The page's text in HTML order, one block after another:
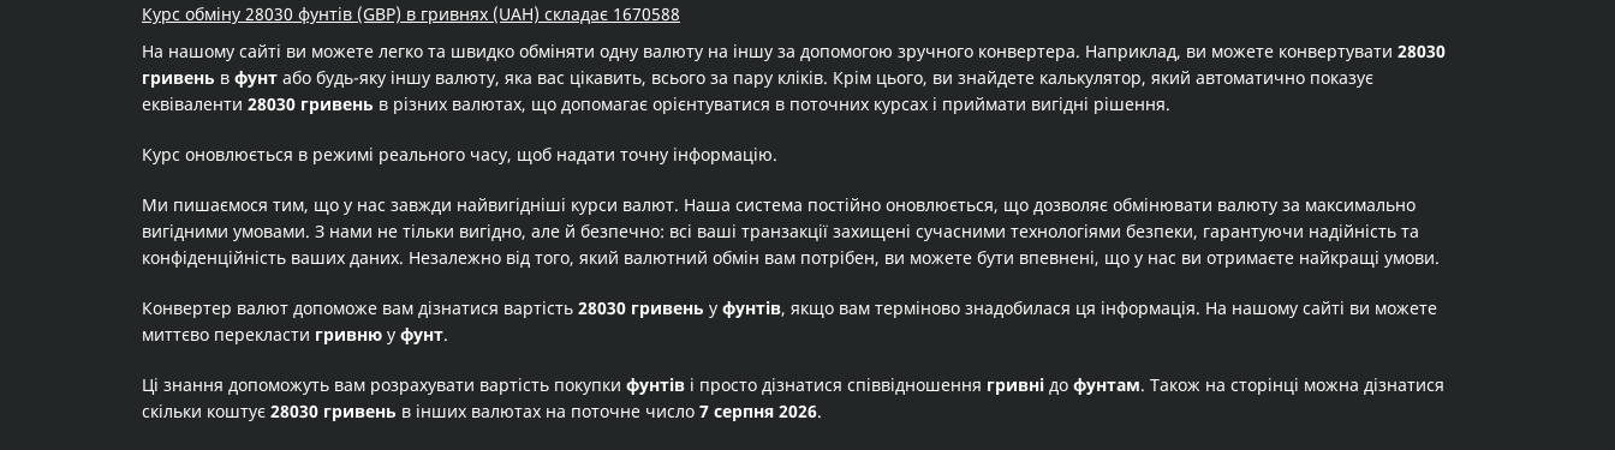
Курс обміну 28030 фунтів (GBP) в гривнях (UAH) складає 1670588
На нашому сайті ви можете легко та швидко обміняти одну валюту на іншу за допомогою зручного конвертера. Наприклад, ви можете конвертувати 28030
гривень в фунт або будь-яку іншу валюту, яка вас цікавить, всього за пару кліків. Крім цього, ви знайдете калькулятор, який автоматично показує
еквіваленти 28030 гривень в різних валютах, що допомагає орієнтуватися в поточних курсах і приймати вигідні рішення.
Курс оновлюється в режимі реального часу, щоб надати точну інформацію.
Ми пишаємося тим, що у нас завжди найвигідніші курси валют. Наша система постійно оновлюється, що дозволяє обмінювати валюту за максимально
вигідними умовами. З нами не тільки вигідно, але й безпечно: всі ваші транзакції захищені сучасними технологіями безпеки, гарантуючи надійність та
конфіденційність ваших даних. Незалежно від того, який валютний обмін вам потрібен, ви можете бути впевнені, що у нас ви отримаєте найкращі умови.
Конвертер валют допоможе вам дізнатися вартість 28030 гривень у фунтів, якщо вам терміново знадобилася ця інформація. На нашому сайті ви можете
миттєво перекласти гривню у фунт.
Ці знання допоможуть вам розрахувати вартість покупки фунтів і просто дізнатися співвідношення гривні до фунтам. Також на сторінці можна дізнатися
скільки коштує 28030 гривень в інших валютах на поточне число 7 серпня 2026.